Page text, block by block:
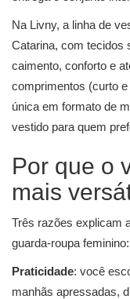
Na Livny, a linha de
Catarina, com tecidos
caimento, conforto e
comprimentos (curto
única em formato de
vestido para quem
Por que o
mais
Três razões explicam
guarda-roupa feminino:
Praticidade: você
manhãs apressadas,